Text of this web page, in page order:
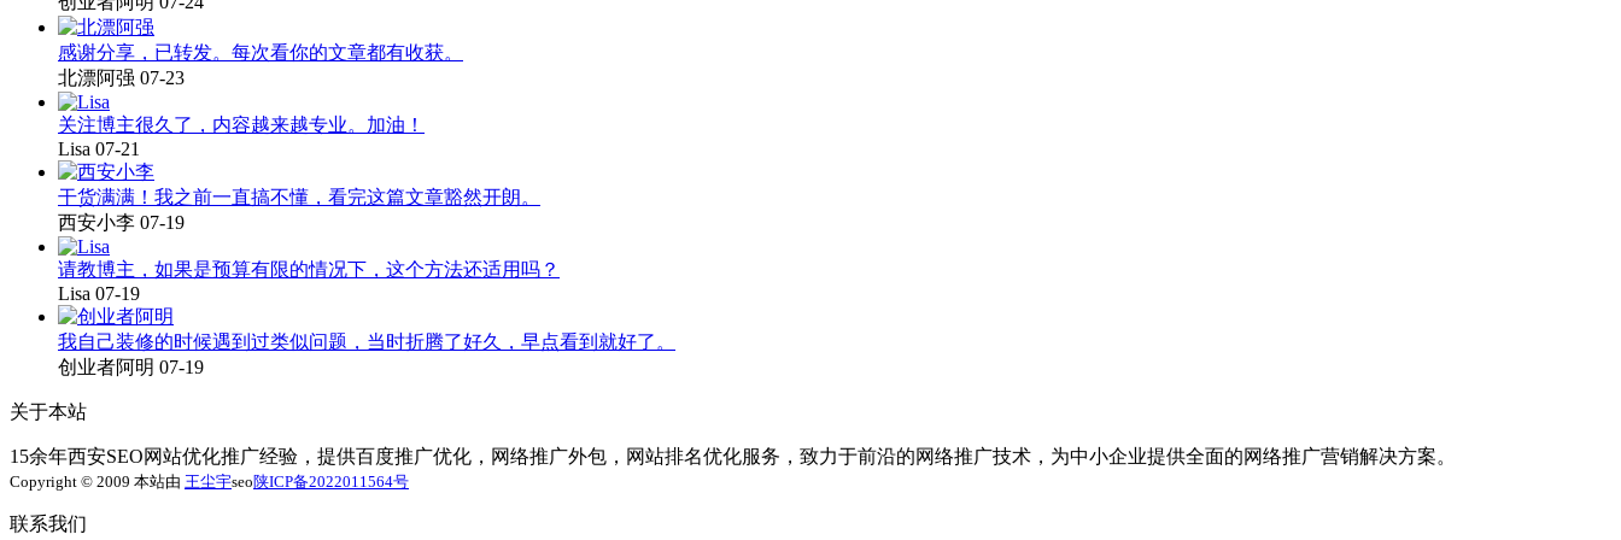
感谢分享，已转发。每次看你的文章都有收获。
北漂阿强 07-23
关注博主很久了，内容越来越专业。加油！
Lisa 07-21
干货满满！我之前一直搞不懂，看完这篇文章豁然开朗。
西安小李 07-19
请教博主，如果是预算有限的情况下，这个方法还适用吗？
Lisa 07-19
我自己装修的时候遇到过类似问题，当时折腾了好久，早点看到就好了。
创业者阿明 07-19
关于本站
15余年西安SEO网站优化推广经验，提供百度推广优化，网络推广外包，网站排名优化服务，致力于前沿的网络推广技术，为中小企业提供全面的网络推广营销解决方案。
Copyright © 2009 本站由 王尘宇seo陕ICP备2022011564号
联系我们